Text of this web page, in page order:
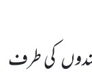
کی طرف